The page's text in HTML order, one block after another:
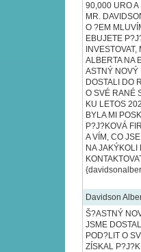
90,000 URO A
MR.
O ?EM
EBUJETE
ALBERTA NA
ASTNÝ NOVÝ
DOSTALI DO
O SVÉ RANÉ
KU LETOS
BYLA MI
P?J?KOVÁ
A VÍM, CO
NA JAKÝKOLI
Davidson
Š?ASTNÝ
JSME
POD?LIT O
ZÍSKAL